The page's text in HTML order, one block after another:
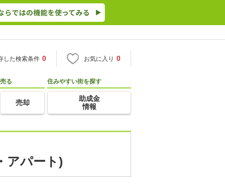
した検索条件 0 お気に入り 0
売る
売却
住みやすい街を探す
助成金
情報
アパート)